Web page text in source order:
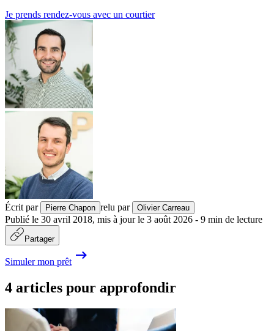
Je prends rendez-vous avec un courtier
Écrit par Pierre Chapon relu par Olivier Carreau
Publié le 30 avril 2018, mis à jour le 3 août 2026 - 9 min de lecture
Partager
Simuler mon prêt
4 articles pour approfondir